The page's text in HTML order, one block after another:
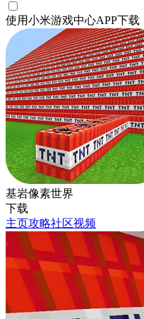
使用小米游戏中心APP下载
基岩像素世界
下载
主页攻略社区视频